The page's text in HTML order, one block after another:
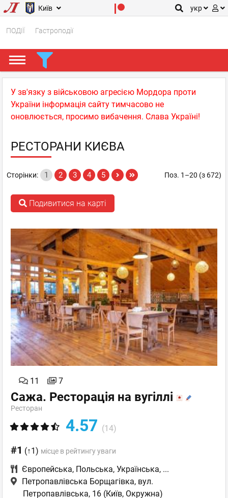
Київ укр
ПОДІЇ Гастроподії
У зв'язку з військовою агресією Мордора проти
України інформація сайту тимчасово не
оновлюється, просимо вибачення. Слава Україні!
РЕСТОРАНИ КИЄВА
Поз. 1–20 (з 672)
Сторінки: 1 2 3 4 5
Подивитися на карті
11 7
Сажа. Ресторація на вугіллі
Ресторан
4.57 (14)
#1 (↑1) місце в рейтингу уваги
Європейська, Польська, Українська, ...
Петропавлівська Борщагівка, вул.
Петропавлівська, 16 (Київ, Окружна)